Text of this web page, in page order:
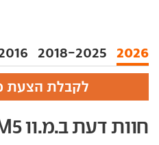
2026
2018-2025
לקבלת הצעת
חוות דעת ב.מ.וו M5